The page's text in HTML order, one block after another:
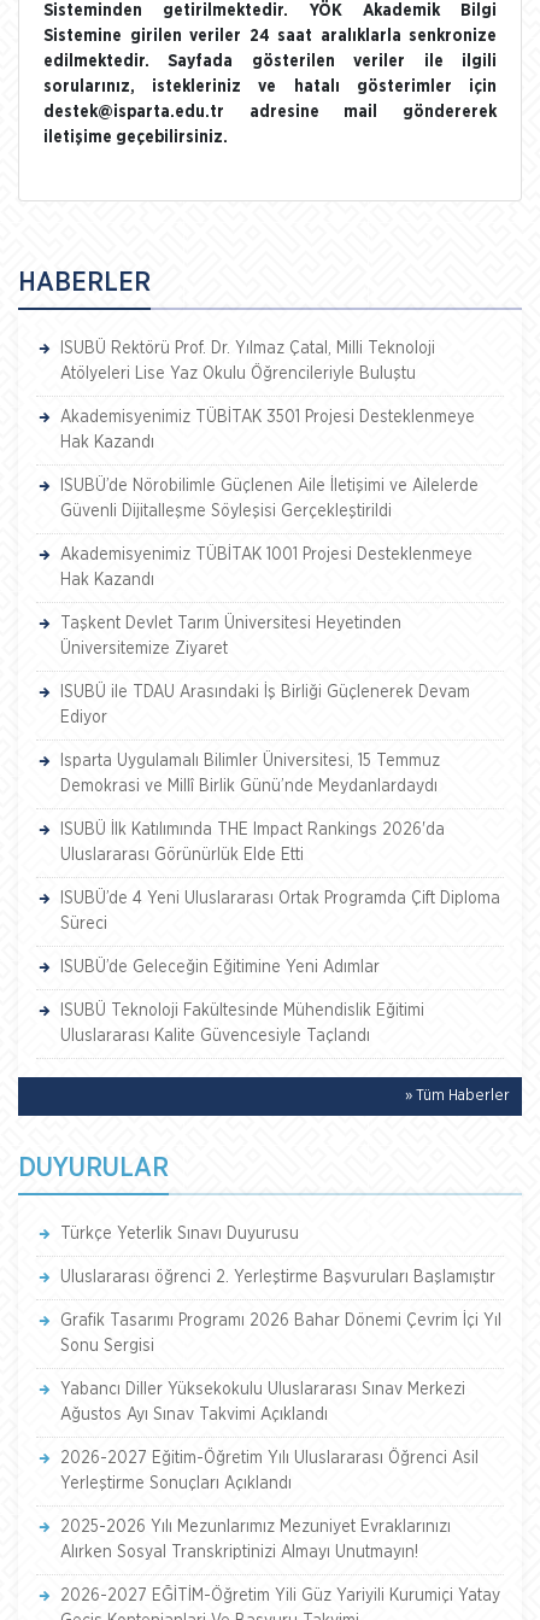
Sisteminden getirilmektedir. YÖK Akademik Bilgi
Sistemine girilen veriler 24 saat aralıklarla senkronize
edilmektedir. Sayfada gösterilen veriler ile ilgili
sorularınız, istekleriniz ve hatalı gösterimler için
destek@isparta.edu.tr adresine mail göndererek
iletişime geçebilirsiniz.
HABERLER
ISUBÜ Rektörü Prof. Dr. Yılmaz Çatal, Milli Teknoloji
Atölyeleri Lise Yaz Okulu Öğrencileriyle Buluştu
Akademisyenimiz TÜBİTAK 3501 Projesi Desteklenmeye
Hak Kazandı
ISUBÜ’de Nörobilimle Güçlenen Aile İletişimi ve Ailelerde
Güvenli Dijitalleşme Söyleşisi Gerçekleştirildi
Akademisyenimiz TÜBİTAK 1001 Projesi Desteklenmeye
Hak Kazandı
Taşkent Devlet Tarım Üniversitesi Heyetinden
Üniversitemize Ziyaret
ISUBÜ ile TDAU Arasındaki İş Birliği Güçlenerek Devam
Ediyor
Isparta Uygulamalı Bilimler Üniversitesi, 15 Temmuz
Demokrasi ve Millî Birlik Günü’nde Meydanlardaydı
ISUBÜ İlk Katılımında THE Impact Rankings 2026'da
Uluslararası Görünürlük Elde Etti
ISUBÜ’de 4 Yeni Uluslararası Ortak Programda Çift Diploma
Süreci
ISUBÜ’de Geleceğin Eğitimine Yeni Adımlar
ISUBÜ Teknoloji Fakültesinde Mühendislik Eğitimi
Uluslararası Kalite Güvencesiyle Taçlandı
» Tüm Haberler
DUYURULAR
Türkçe Yeterlik Sınavı Duyurusu
Uluslararası öğrenci 2. Yerleştirme Başvuruları Başlamıştır
Grafik Tasarımı Programı 2026 Bahar Dönemi Çevrim İçi Yıl
Sonu Sergisi
Yabancı Diller Yüksekokulu Uluslararası Sınav Merkezi
Ağustos Ayı Sınav Takvimi Açıklandı
2026-2027 Eğitim-Öğretim Yılı Uluslararası Öğrenci Asil
Yerleştirme Sonuçları Açıklandı
2025-2026 Yılı Mezunlarımız Mezuniyet Evraklarınızı
Alırken Sosyal Transkriptinizi Almayı Unutmayın!
2026-2027 EĞİTİM-Öğretim Yili Güz Yariyili Kurumiçi Yatay